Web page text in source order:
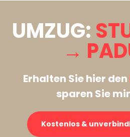
UMZUG:
→
Erhalten Sie hier den
sparen Sie
Kostenlos &